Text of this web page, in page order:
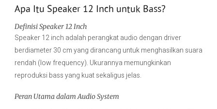
Apa Itu Speaker 12 Inch untuk Bass?
Definisi Speaker 12 Inch
Speaker 12 inch adalah perangkat audio dengan driver
berdiameter 30 cm yang dirancang untuk menghasilkan suara
rendah (low frequency). Ukurannya memungkinkan
reproduksi bass yang kuat sekaligus jelas.
Peran Utama dalam Audio System